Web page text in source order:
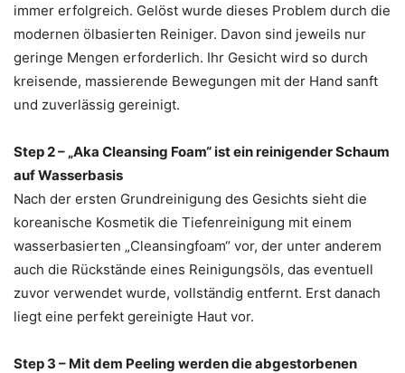
immer erfolgreich. Gelöst wurde dieses Problem durch die
modernen ölbasierten Reiniger. Davon sind jeweils nur
geringe Mengen erforderlich. Ihr Gesicht wird so durch
kreisende, massierende Bewegungen mit der Hand sanft
und zuverlässig gereinigt.
Step 2 – „Aka Cleansing Foam“ ist ein reinigender Schaum
auf Wasserbasis
Nach der ersten Grundreinigung des Gesichts sieht die
koreanische Kosmetik die Tiefenreinigung mit einem
wasserbasierten „Cleansingfoam“ vor, der unter anderem
auch die Rückstände eines Reinigungsöls, das eventuell
zuvor verwendet wurde, vollständig entfernt. Erst danach
liegt eine perfekt gereinigte Haut vor.
Step 3 – Mit dem Peeling werden die abgestorbenen